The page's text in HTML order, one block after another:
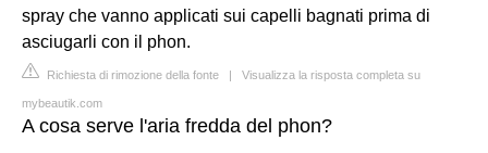
spray che vanno applicati sui capelli bagnati prima di
asciugarli con il phon.
Richiesta di rimozione della fonte | Visualizza la risposta completa su
mybeautik.com
A cosa serve l'aria fredda del phon?